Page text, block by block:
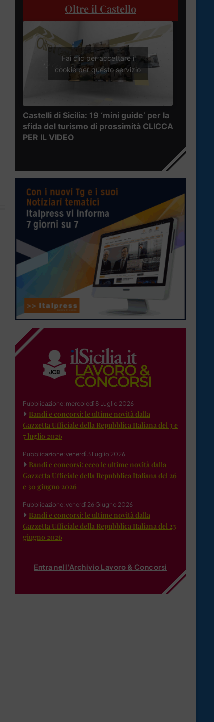
Oltre il Castello
Fai clic per accettare i
cookie per questo servizio
Castelli di Sicilia: 19 ‘mini guide’ per la
sfida del turismo di prossimità CLICCA
PER IL VIDEO
Pubblicazione: mercoledì 8 Luglio 2026
Bandi e concorsi: le ultime novità dalla
Gazzetta Ufficiale della Repubblica Italiana del 3 e
7 luglio 2026
Pubblicazione: venerdì 3 Luglio 2026
Bandi e concorsi: ecco le ultime novità dalla
Gazzetta Ufficiale della Repubblica Italiana del 26
e 30 giugno 2026
Pubblicazione: venerdì 26 Giugno 2026
Bandi e concorsi: le ultime novità dalla
Gazzetta Ufficiale della Repubblica Italiana del 23
giugno 2026
Entra nell'Archivio Lavoro & Concorsi